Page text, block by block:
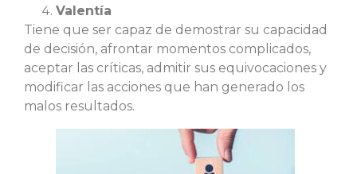
Valentía
Tiene que ser capaz de demostrar su capacidad
de decisión, afrontar momentos complicados,
aceptar las críticas, admitir sus equivocaciones y
modificar las acciones que han generado los
malos resultados.